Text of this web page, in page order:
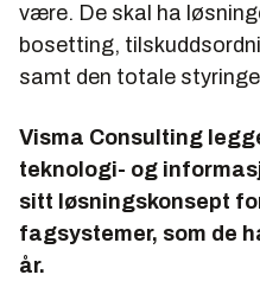
være. De skal ha
bosetting,
samt den totale
Visma Consulting
teknologi- og
sitt løsningskonsept
fagsystemer, som de
år.